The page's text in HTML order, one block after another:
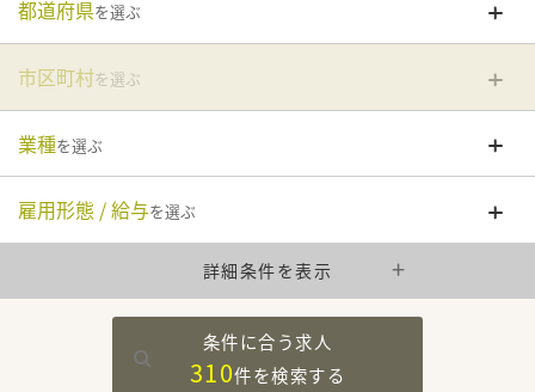
都道府県を選ぶ
市区町村を選ぶ
業種を選ぶ
雇用形態 / 給与を選ぶ
詳細条件を表示
条件に合う求人
310件を検索する